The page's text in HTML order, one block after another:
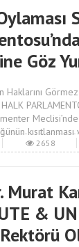
Göz
Haklarını
HALK
2658
Murat
&